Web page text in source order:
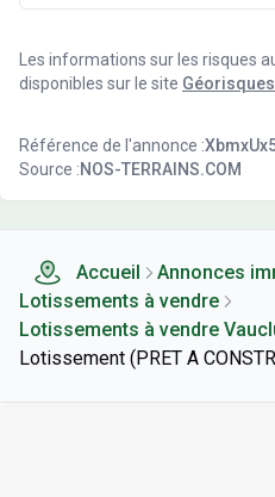
Les informations sur les risques
disponibles sur le site Géorisques
Référence de l'annonce :
Source :NOS-TERRAINS.COM
Accueil
Annonces
Lotissements à vendre
Lotissements à vendre
Lotissement (PRET A